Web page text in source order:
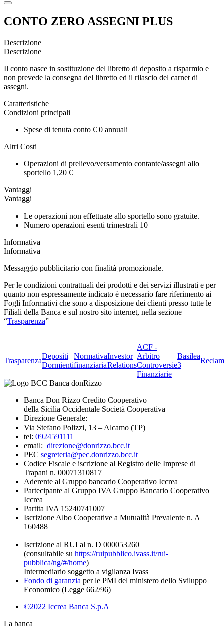
CONTO ZERO ASSEGNI PLUS
Descrizione
Descrizione
Il conto nasce in sostituzione del libretto di deposito a risparmio e
non prevede la consegna del libretto ed il rilascio del carnet di
assegni.
Caratteristiche
Condizioni principali
Spese di tenuta conto € 0 annuali
Altri Costi
Operazioni di prelievo/versamento contante/assegni allo
sportello 1,20 €
Vantaggi
Vantaggi
Le operazioni non effettuate allo sportello sono gratuite.
Numero operazioni esenti trimestrali 10
Informativa
Informativa
Messaggio pubblicitario con finalità promozionale.
Per le condizioni contrattuali dei prodotti e dei servizi illustrati e per
quanto non espressamente indicato è necessario fare riferimento ai
Fogli Informativi che sono a disposizione dei clienti presso tutte le
Filiali della Banca e sul nostro sito internet, nella sezione
“Trasparenza”
Trasparenza
Depositi
Dormienti
Normativa
finanziaria
Investor
Relations
ACF -
Arbitro
Controversie
Finanziarie
Basilea
3
Banca Don Rizzo Credito Cooperativo
della Sicilia Occidentale Società Cooperativa
Direzione Generale:
Via Stefano Polizzi, 13 – Alcamo (TP)
tel: 0924591111
email: direzione@donrizzo.bcc.it
PEC segreteria@pec.donrizzo.bcc.it
Codice Fiscale e iscrizione al Registro delle Imprese di
Trapani n. 00071310817
Aderente al Gruppo bancario Cooperativo Iccrea
Partecipante al Gruppo IVA Gruppo Bancario Cooperativo
Iccrea
Partita IVA 15240741007
Iscrizione Albo Cooperative a Mutualità Prevalente n. A
160488
Iscrizione al RUI al n. D 000053260
(consultabile su https://ruipubblico.ivass.it/rui-
pubblica/ng/#/home)
Intermediario soggetto a vigilanza Ivass
Fondo di garanzia per le PMI del ministero dello Sviluppo
Economico (Legge 662/96)
©2022 Iccrea Banca S.p.A
La banca